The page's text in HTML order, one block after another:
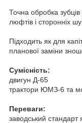
Точна обробка
люфтів і сторонніх
Підходить як для
планової заміни
Сумісність:
двигун Д-65
трактори ЮМЗ-6 та
Переваги:
заводський стандарт